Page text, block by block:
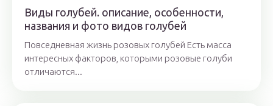
Виды голубей. описание, особенности,
названия и фото видов голубей
Повседневная жизнь розовых голубей Есть масса
интересных факторов, которыми розовые голуби
отличаются...